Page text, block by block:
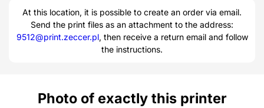
At this location, it is possible to create an order via email.
Send the print files as an attachment to the address:
9512@print.zeccer.pl, then receive a return email and follow
the instructions.
Photo of exactly this printer